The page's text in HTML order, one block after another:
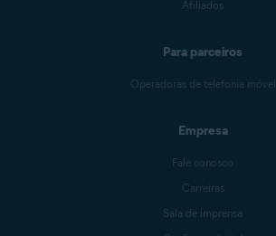
Afiliados
Para parceiros
Operadoras de telefonia móvel
Empresa
Fale conosco
Carreiras
Sala de imprensa